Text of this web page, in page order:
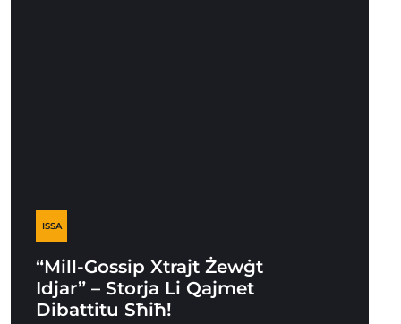
ISSA
“Mill-Gossip Xtrajt Żewġt
Idjar” – Storja Li Qajmet
Dibattitu Sħiħ!